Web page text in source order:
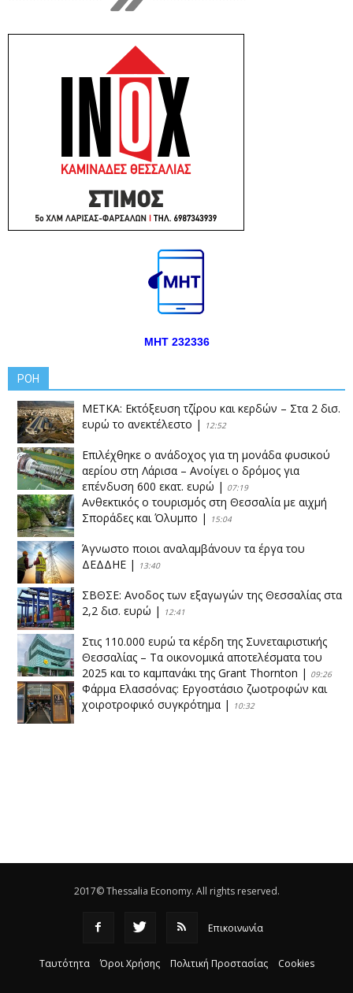
ΜΗΤ 232336
ΡΟΗ
ΜΕΤΚΑ: Εκτόξευση τζίρου και κερδών – Στα 2 δισ.
ευρώ το ανεκτέλεστο | 12:52
Επιλέχθηκε ο ανάδοχος για τη μονάδα φυσικού
αερίου στη Λάρισα – Ανοίγει ο δρόμος για
επένδυση 600 εκατ. ευρώ | 07:19
Ανθεκτικός ο τουρισμός στη Θεσσαλία με αιχμή
Σποράδες και Όλυμπο | 15:04
Άγνωστο ποιοι αναλαμβάνουν τα έργα του
ΔΕΔΔΗΕ | 13:40
ΣΒΘΣΕ: Aνοδος των εξαγωγών της Θεσσαλίας στα
2,2 δισ. ευρώ | 12:41
Στις 110.000 ευρώ τα κέρδη της Συνεταιριστικής
Θεσσαλίας – Τα οικονομικά αποτελέσματα του
2025 και το καμπανάκι της Grant Thornton | 09:26
Φάρμα Ελασσόνας: Εργοστάσιο ζωοτροφών και
χοιροτροφικό συγκρότημα | 10:32
2017© Thessalia Economy. All rights reserved.
Επικοινωνία
Ταυτότητα Όροι Χρήσης Πολιτική Προστασίας Cookies